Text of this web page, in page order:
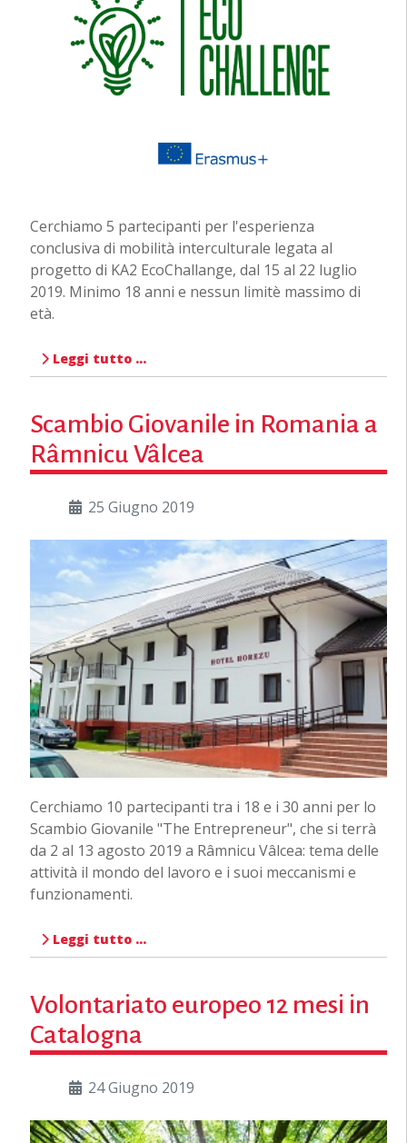
Cerchiamo 5 partecipanti per l'esperienza
conclusiva di mobilità interculturale legata al
progetto di KA2 EcoChallange, dal 15 al 22 luglio
2019. Minimo 18 anni e nessun limitè massimo di
età.
Leggi tutto …
Scambio Giovanile in Romania a
Râmnicu Vâlcea
25 Giugno 2019
Cerchiamo 10 partecipanti tra i 18 e i 30 anni per lo
Scambio Giovanile "The Entrepreneur", che si terrà
da 2 al 13 agosto 2019 a Râmnicu Vâlcea: tema delle
attività il mondo del lavoro e i suoi meccanismi e
funzionamenti.
Leggi tutto …
Volontariato europeo 12 mesi in
Catalogna
24 Giugno 2019